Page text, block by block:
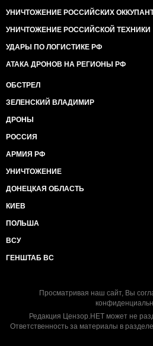
УНИЧТОЖЕНИЕ РОССИЙСКИХ
УНИЧТОЖЕНИЕ РОССИЙСКОЙ ТЕХНИКИ
УДАРЫ ПО ЛОГИСТИКЕ РФ
АТАКА ДРОНОВ НА РЕГИОНЫ РФ
ОБСТРЕЛ
ЗЕЛЕНСКИЙ ВЛАДИМИР
ДРОНЫ
РОССИЯ
АРМИЯ РФ
УНИЧТОЖЕНИЕ
ДОНЕЦКАЯ ОБЛАСТЬ
КИЕВ
ПОЛЬША
ВСУ
ГЕНШТАБ ВС
Просматривая наш сайт, Вы
Редакция Цензор.НЕТ может не
Ответственность за материалы в